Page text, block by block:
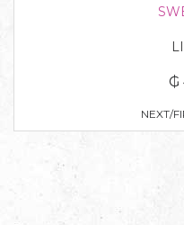
₲
NEXT/